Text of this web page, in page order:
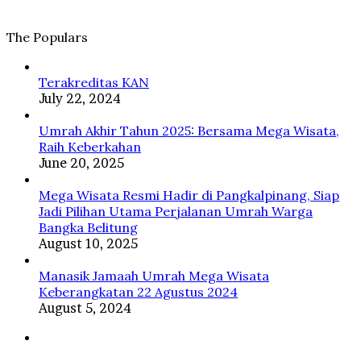
Disayangi
The Populars
Terakreditas KAN
July 22, 2024
Umrah Akhir Tahun 2025: Bersama Mega Wisata,
Raih Keberkahan
June 20, 2025
Mega Wisata Resmi Hadir di Pangkalpinang, Siap
Jadi Pilihan Utama Perjalanan Umrah Warga
Bangka Belitung
August 10, 2025
Manasik Jamaah Umrah Mega Wisata
Keberangkatan 22 Agustus 2024
August 5, 2024